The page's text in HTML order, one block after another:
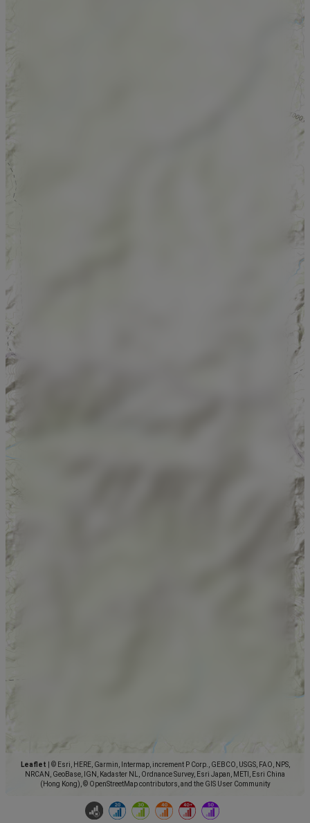
Leaflet
© Esri, HERE, Garmin, Intermap, increment P Corp., GEBCO, USGS, FAO, NPS,
NRCAN, GeoBase, IGN, Kadaster NL, Ordnance Survey, Esri Japan, METI, Esri China
(Hong Kong), © OpenStreetMap contributors, and the GIS User Community